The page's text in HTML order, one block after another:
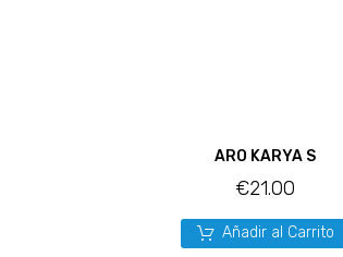
ARO KARYA S
€21.00
Añadir al Carrito